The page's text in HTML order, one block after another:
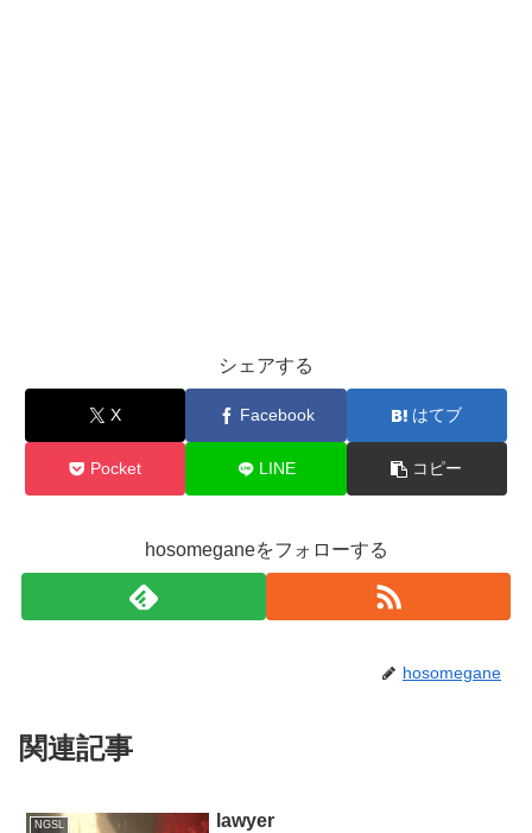
シェアする
X Facebook はてブ
Pocket LINE コピー
hosomeganeをフォローする
hosomegane
関連記事
NGSL lawyer